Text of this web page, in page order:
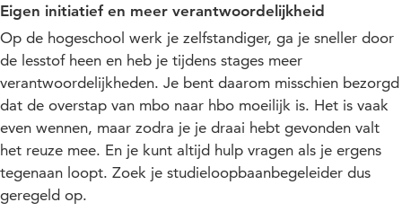
Eigen initiatief en meer verantwoordelijkheid
Op de hogeschool werk je zelfstandiger, ga je sneller door
de lesstof heen en heb je tijdens stages meer
verantwoordelijkheden. Je bent daarom misschien bezorgd
dat de overstap van mbo naar hbo moeilijk is. Het is vaak
even wennen, maar zodra je je draai hebt gevonden valt
het reuze mee. En je kunt altijd hulp vragen als je ergens
tegenaan loopt. Zoek je studieloopbaanbegeleider dus
geregeld op.